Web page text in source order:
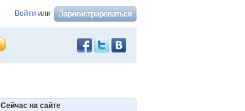
Войти или
Сейчас на сайте